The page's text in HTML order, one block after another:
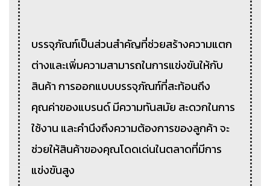
บรรจุภัณฑ์เป็นส่วนสำคัญที่ช่วยสร้างความแตก
ต่างและเพิ่มความสามารถในการแข่งขันให้กับ
สินค้า การออกแบบบรรจุภัณฑ์ที่สะท้อนถึง
คุณค่าของแบรนด์ มีความทันสมัย สะดวกในการ
ใช้งาน และคำนึงถึงความต้องการของลูกค้า จะ
ช่วยให้สินค้าของคุณโดดเด่นในตลาดที่มีการ
แข่งขันสูง